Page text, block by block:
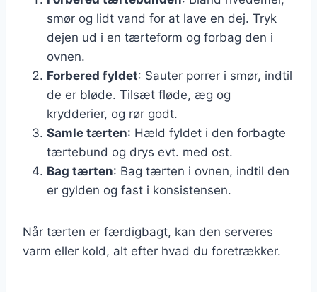
smør og lidt vand for at lave en dej. Tryk
dejen ud i en tærteform og forbag den i
ovnen.
Forbered fyldet: Sauter porrer i smør, indtil
de er bløde. Tilsæt fløde, æg og
krydderier, og rør godt.
Samle tærten: Hæld fyldet i den forbagte
tærtebund og drys evt. med ost.
Bag tærten: Bag tærten i ovnen, indtil den
er gylden og fast i konsistensen.
Når tærten er færdigbagt, kan den serveres
varm eller kold, alt efter hvad du foretrækker.